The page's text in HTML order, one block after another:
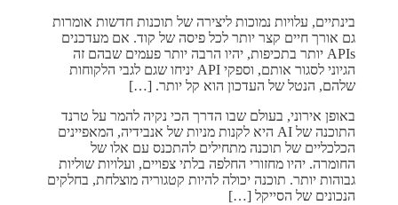
בינתיים, עלויות נמוכות ליצירה של תוכנות חדשות אומרות
גם אורך חיים קצר יותר לכל פיסה של קוד. אם מעדכנים
APIs יותר בתכיפות, יהיו הרבה יותר פעמים שבהם זה
הגיוני לסגור אותם, וספקי API יניחו שגם לגבי הלקוחות
שלהם, הנטל של העדכון הוא קל יותר. […]
באופן אירוני, בעולם שבו הדרך הכי נקיה להמר על טרנד
התוכנה של AI היא לקנות מניות של אנבידיה, המאפיינים
הכלכליים של תוכנה מתחילים להתכנס עם אלו של
החומרה. יהיו מחזורי החלפה בלתי צפויים, ועלויות שוליות
גבוהות יותר. תוכנה יכולה להיות קטגוריה מוצלחת, בחלקים
הנכונים של הסייקל […]